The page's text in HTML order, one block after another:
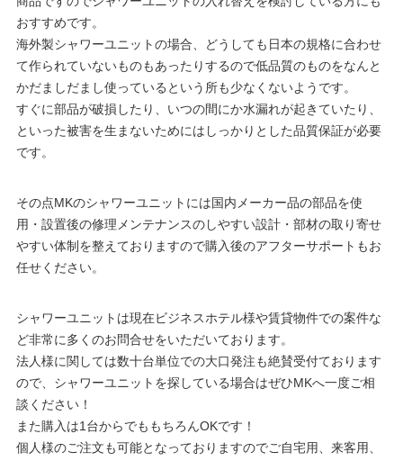
おすすめです。
海外製シャワーユニットの場合、どうしても日本の規格に合わせ
て作られていないものもあったりするので低品質のものをなんと
かだましだまし使っているという所も少なくないようです。
すぐに部品が破損したり、いつの間にか水漏れが起きていたり、
といった被害を生まないためにはしっかりとした品質保証が必要
です。
その点MKのシャワーユニットには国内メーカー品の部品を使
用・設置後の修理メンテナンスのしやすい設計・部材の取り寄せ
やすい体制を整えておりますので購入後のアフターサポートもお
任せください。
シャワーユニットは現在ビジネスホテル様や賃貸物件での案件な
ど非常に多くのお問合せをいただいております。
法人様に関しては数十台単位での大口発注も絶賛受付ております
ので、シャワーユニットを探している場合はぜひMKへ一度ご相
談ください！
また購入は1台からでももちろんOKです！
個人様のご注文も可能となっておりますのでご自宅用、来客用、